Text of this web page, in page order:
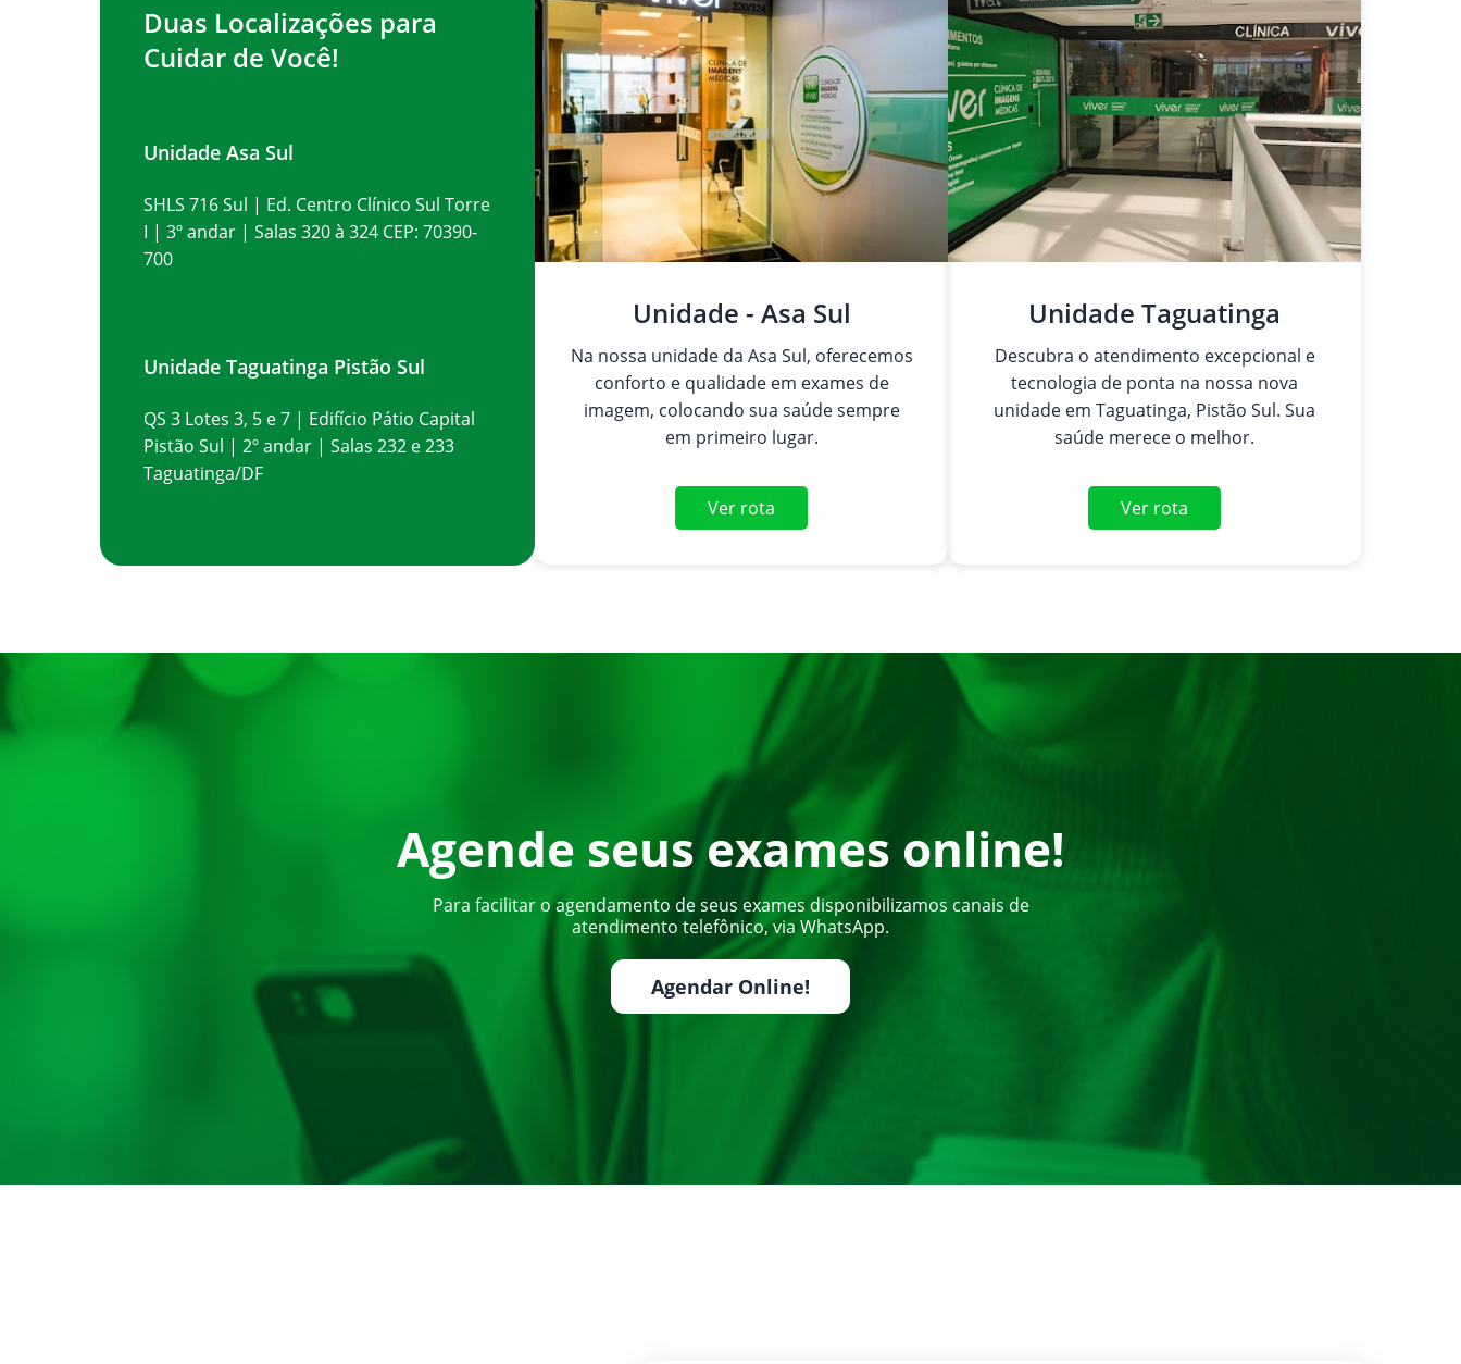
Duas Localizações para
Cuidar de Você!
Unidade Asa Sul
SHLS 716 Sul | Ed. Centro Clínico Sul Torre
I | 3º andar | Salas 320 à 324 CEP: 70390-
700
Unidade Taguatinga Pistão Sul
QS 3 Lotes 3, 5 e 7 | Edifício Pátio Capital
Pistão Sul | 2º andar | Salas 232 e 233
Taguatinga/DF
Unidade - Asa Sul
Na nossa unidade da Asa Sul, oferecemos
conforto e qualidade em exames de
imagem, colocando sua saúde sempre
em primeiro lugar.
Ver rota
Unidade Taguatinga
Descubra o atendimento excepcional e
tecnologia de ponta na nossa nova
unidade em Taguatinga, Pistão Sul. Sua
saúde merece o melhor.
Ver rota
Agende seus exames online!
Para facilitar o agendamento de seus exames disponibilizamos canais de
atendimento telefônico, via WhatsApp.
Agendar Online!